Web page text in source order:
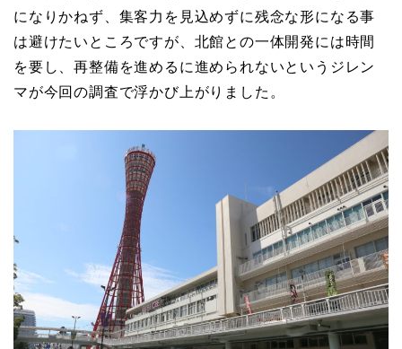
になりかねず、集客力を見込めずに残念な形になる事
は避けたいところですが、北館との一体開発には時間
を要し、再整備を進めるに進められないというジレン
マが今回の調査で浮かび上がりました。